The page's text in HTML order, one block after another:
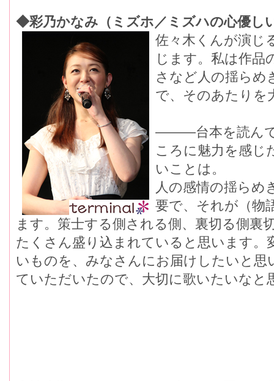
◆彩乃かなみ（ミズホ／ミズハの心優し
佐々木くんが演じ
じます。私は作品
さなど人の揺らめ
で、そのあたりを
―――台本を読んで
ころに魅力を感じ
いことは。
人の感情の揺らめ
要で、それが（物
ます。策士する側される側、裏切る側裏
たくさん盛り込まれていると思います。
いものを、みなさんにお届けしたいと思
ていただいたので、大切に歌いたいなと